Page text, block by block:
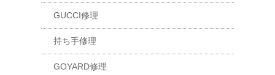
GUCCI修理
持ち手修理
GOYARD修理